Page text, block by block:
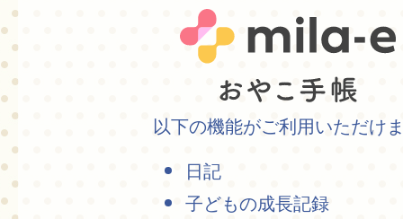
以下の機能がご利用いただけ
日記
子どもの成長記録